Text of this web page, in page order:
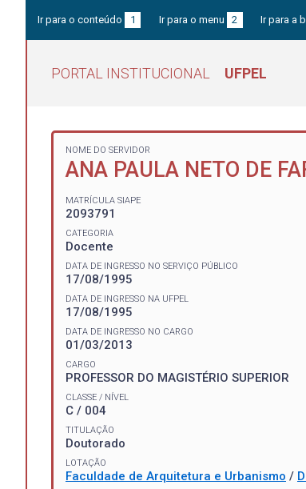
Ir para o conteúdo 1 Ir para o menu 2 Ir para a
PORTAL INSTITUCIONAL UFPEL
NOME DO SERVIDOR
ANA PAULA NETO DE
MATRÍCULA SIAPE
2093791
CATEGORIA
Docente
DATA DE INGRESSO NO SERVIÇO PÚBLICO
17/08/1995
DATA DE INGRESSO NA UFPEL
17/08/1995
DATA DE INGRESSO NO CARGO
01/03/2013
CARGO
PROFESSOR DO MAGISTÉRIO SUPERIOR
CLASSE / NÍVEL
C / 004
TITULAÇÃO
Doutorado
LOTAÇÃO
Faculdade de Arquitetura e Urbanismo /